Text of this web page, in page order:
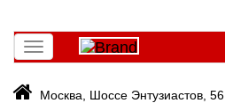
Toggle
navigation
Москва, Шоссе Энтузиастов, 56